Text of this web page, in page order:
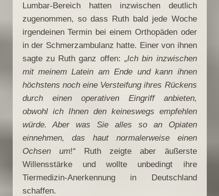
Lumbar-Bereich hatten inzwischen deutlich
zugenommen, so dass Ruth bald jede Woche
irgendeinen Termin bei einem Orthopäden oder
in der Schmerzambulanz hatte. Einer von ihnen
sagte zu Ruth ganz offen: „Ich bin inzwischen
mit meinem Latein am Ende und kann ihnen
höchstens noch eine Versteifung ihres Rückens
durch einen operativen Eingriff anbieten,
obwohl ich Ihnen den keineswegs empfehlen
würde. Aber was Sie alles so an Opiaten
einnehmen, das haut normalerweise einen
Ochsen um!“ Ruth zeigte aber äußerste
Willensstärke und wollte unbedingt ihre
Tiermedizin-Anerkennung in Deutschland
schaffen.